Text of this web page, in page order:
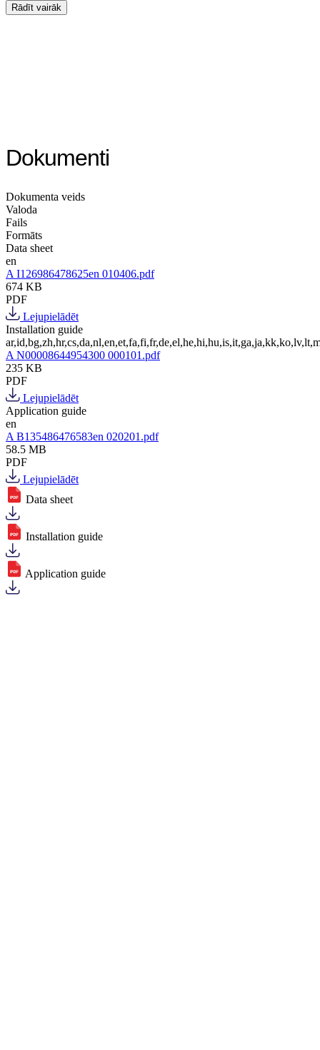
Rādīt vairāk
Dokumenti
Dokumenta veids
Valoda
Fails
Formāts
Data sheet
en
A I126986478625en 010406.pdf
674 KB
PDF
Lejupielādēt
Installation guide
A N00008644954300 000101.pdf
235 KB
PDF
Lejupielādēt
Application guide
en
A B135486476583en 020201.pdf
58.5 MB
PDF
Lejupielādēt
Data sheet
Installation guide
Application guide